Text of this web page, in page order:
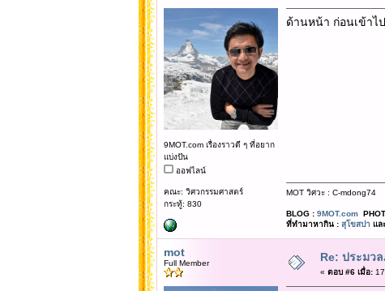
9MOT.com เรื่องราวดี ๆ ที่อยาก
แบ่งปัน
ออฟไลน์
คณะ: วิศวกรรมศาสตร์
กระทู้: 830
ด้านหน้า ก่อนเข้าไ
MOT วิศวะ : C-mdong74
BLOG : 9MOT.com
ที่ทำมาหากิน : สุโขสปา แล
mot
Full Member Re: ประมว
« ตอบ #6 เมื่อ:17